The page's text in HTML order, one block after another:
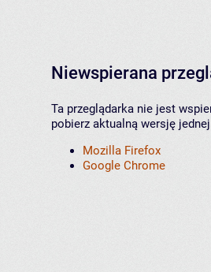
Niewspierana
Ta przeglądarka nie jest
pobierz aktualną wersję
Mozilla Firefox
Google Chrome